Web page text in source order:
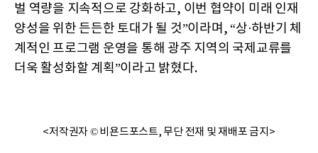
벌 역량을 지속적으로 강화하고, 이번 협약이 미래 인재
양성을 위한 든든한 토대가 될 것”이라며, “상·하반기 체
계적인 프로그램 운영을 통해 광주 지역의 국제교류를
더욱 활성화할 계획”이라고 밝혔다.
<저작권자 © 비욘드포스트, 무단 전재 및 재배포 금지>